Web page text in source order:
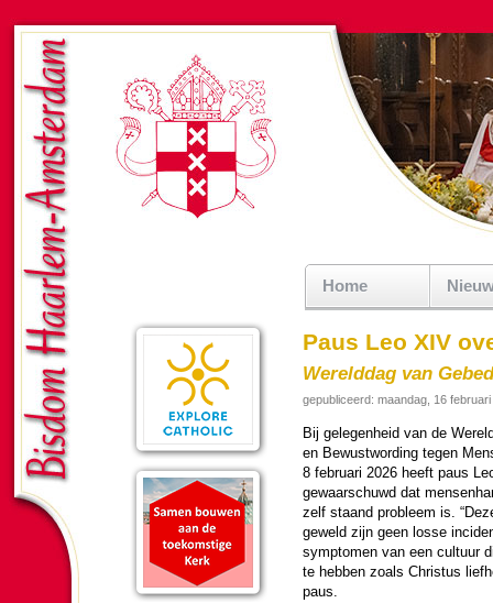
Home
Paus Leo XIV
Werelddag van
gepubliceerd: maandag, 16 februari
Bij gelegen­heid van de
en Bewustwor­ding tegen
8 februari 2026 heeft paus
gewaar­schuwd dat
zelf staand probleem is.
geweld zijn geen losse
symptomen van een cultuur
te hebben zoals Christus
paus.